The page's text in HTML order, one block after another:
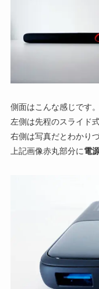
側面はこんな感じです。
左側は先程のスライド
右側は写真だとわかり
上記画像赤丸部分に電